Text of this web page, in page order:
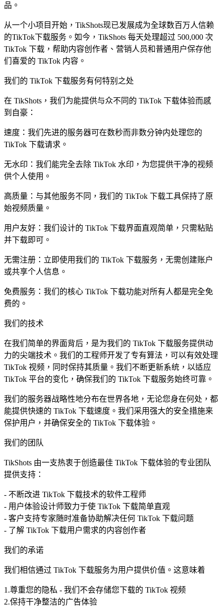
品。
从一个小项目开始，TikShots现已发展成为全球数百万人信赖
的TikTok下载服务。如今，TikShots 每天处理超过 500,000 次
TikTok 下载，帮助内容创作者、营销人员和普通用户保存他
们喜爱的 TikTok 内容。
我们的 TikTok 下载服务有何特别之处
在 TikShots，我们为能提供与众不同的 TikTok 下载体验而感
到自豪：
速度：我们先进的服务器可在数秒而非数分钟内处理您的
TikTok 下载请求。
无水印：我们能完全去除 TikTok 水印，为您提供干净的视频
供个人使用。
高质量：与其他服务不同，我们的 TikTok 下载工具保持了原
始视频质量。
用户友好：我们设计的 TikTok 下载界面直观简单，只需粘贴
并下载即可。
无需注册：立即使用我们的 TikTok 下载服务，无需创建账户
或共享个人信息。
免费服务：我们的核心 TikTok 下载功能对所有人都是完全免
费的。
我们的技术
在我们简单的界面背后，是为我们的 TikTok 下载服务提供动
力的尖端技术。我们的工程师开发了专有算法，可以有效处理
TikTok 视频，同时保持其质量。我们不断更新系统，以适应
TikTok 平台的变化，确保我们的 TikTok 下载服务始终可靠。
我们的服务器战略性地分布在世界各地，无论您身在何处，都
能提供快速的 TikTok 下载速度。我们采用强大的安全措施来
保护用户，并确保安全的 TikTok 下载体验。
我们的团队
TikShots 由一支热衷于创造最佳 TikTok 下载体验的专业团队
提供支持：
- 不断改进 TikTok 下载技术的软件工程师
- 用户体验设计师致力于使 TikTok 下载简单直观
- 客户支持专家随时准备协助解决任何 TikTok 下载问题
- 了解 TikTok 下载用户需求的内容创作者
我们的承诺
我们相信通过 TikTok 下载服务为用户提供价值。这意味着
1.尊重您的隐私 - 我们不会存储您下载的 TikTok 视频
2.保持干净整洁的广告体验